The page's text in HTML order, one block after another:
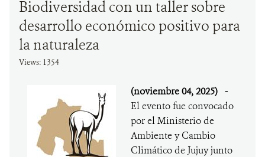
Biodiversidad con un taller sobre
desarrollo económico positivo para
la naturaleza
Views: 1354
(noviembre 04, 2025) -
El evento fue convocado
por el Ministerio de
Ambiente y Cambio
Climático de Jujuy junto